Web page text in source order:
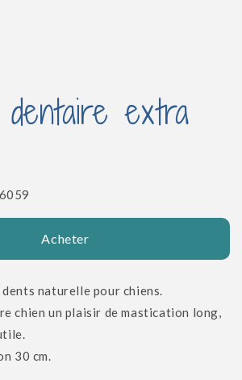
dentaire extra
Acheter
dents naturelle pour chiens.
chien un plaisir de mastication long,
30 cm.